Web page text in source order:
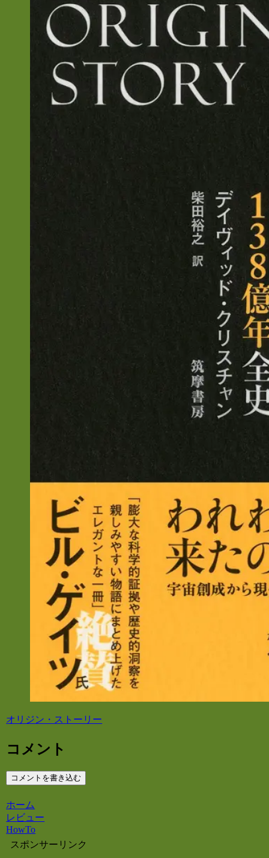
オリジン・ストーリー
コメント
コメントを書き込む
ホーム
レビュー
HowTo
スポンサーリンク